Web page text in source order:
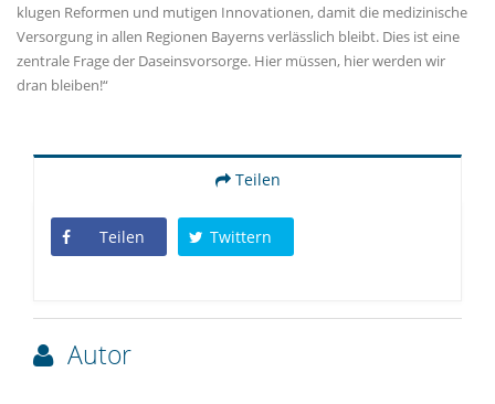
klugen Reformen und mutigen Innovationen, damit die medizinische
Versorgung in allen Regionen Bayerns verlässlich bleibt. Dies ist eine
zentrale Frage der Daseinsvorsorge. Hier müssen, hier werden wir
dran bleiben!“
Teilen
Teilen Twittern
Autor